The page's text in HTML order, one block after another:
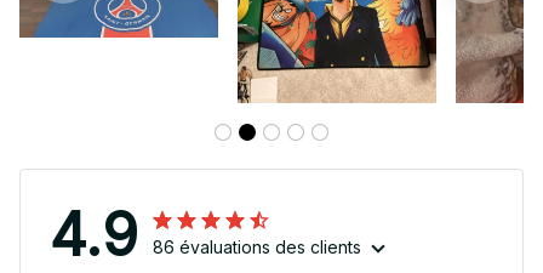
4.9 86 évaluations des clients